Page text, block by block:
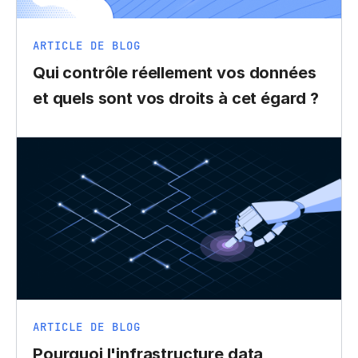
ARTICLE DE BLOG
Qui contrôle réellement vos données
et quels sont vos droits à cet égard ?
ARTICLE DE BLOG
Pourquoi l'infrastructure data